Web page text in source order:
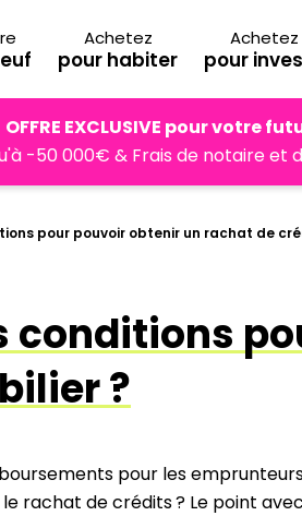
Achetez
pour habiter
Achetez
pour
OFFRE EXCLUSIVE pour votre
-50 000€ & Frais de notaire et
pour pouvoir obtenir un rachat de
conditions
?
pour les
rachat de crédits ? Le point